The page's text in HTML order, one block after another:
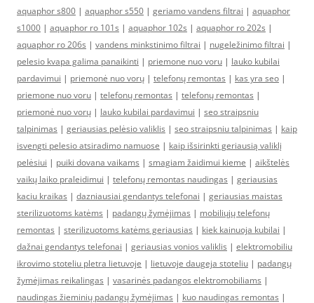
aquaphor s800 | aquaphor s550 | geriamo vandens filtrai | aquaphor
s1000 | aquaphor ro 101s | aquaphor 102s | aquaphor ro 202s |
aquaphor ro 206s | vandens minkstinimo filtrai | nugeležinimo filtrai |
pelesio kvapa galima panaikinti | priemone nuo voru | lauko kubilai
pardavimui | priemonė nuo vorų | telefonų remontas | kas yra seo |
priemone nuo voru | telefonų remontas | telefonų remontas |
priemonė nuo vorų | lauko kubilai pardavimui | seo straipsniu
talpinimas | geriausias pelėsio valiklis | seo straipsniu talpinimas | kaip
isvengti pelesio atsiradimo namuose | kaip išsirinkti geriausią valiklį
pelėsiui | puiki dovana vaikams | smagiam žaidimui kieme | aikštelės
vaikų laiko praleidimui | telefonų remontas naudingas | geriausias
kaciu kraikas | dazniausiai gendantys telefonai | geriausias maistas
sterilizuotoms katėms | padangų žymėjimas | mobiliųjų telefonų
remontas | sterilizuotoms katėms geriausias | kiek kainuoja kubilai |
dažnai gendantys telefonai | geriausias vonios valiklis | elektromobiliu
ikrovimo stoteliu pletra lietuvoje | lietuvoje daugeja stoteliu | padangų
žymėjimas reikalingas | vasarinės padangos elektromobiliams |
naudingas žieminių padangų žymėjimas | kuo naudingas remontas |